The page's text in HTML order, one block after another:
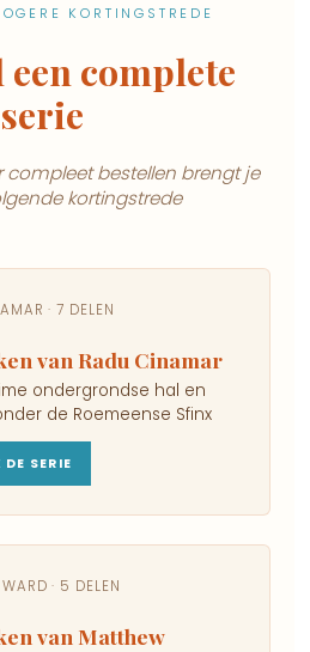
KORTINGSTREDE
een complete
serie
compleet bestellen brengt je
kortingstrede
· 7 DELEN
van Radu Cinamar
ondergrondse hal en
de Roemeense Sfinx
SERIE
· 5 DELEN
van Matthew